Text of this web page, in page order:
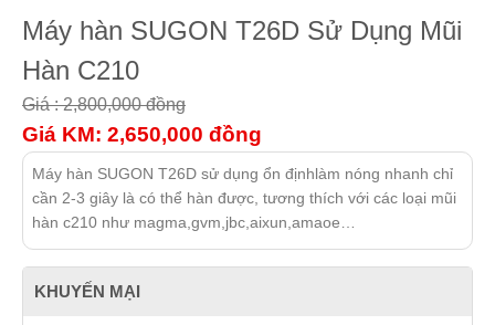
Máy hàn SUGON T26D Sử Dụng Mũi
Hàn C210
Giá : 2,800,000đồng
Giá KM: 2,650,000 đồng
Máy hàn SUGON T26D sử dụng ổn địnhlàm nóng nhanh chỉ
cần 2-3 giây là có thể hàn được, tương thích với các loại mũi
hàn c210 như magma,gvm,jbc,aixun,amaoe…
KHUYẾN MẠI